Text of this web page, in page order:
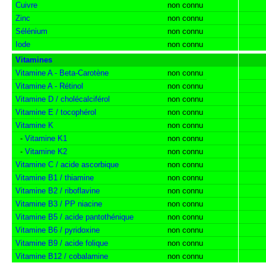
Cuivre
non connu
Zinc
non connu
Sélénium
non connu
Iode
non connu
Vitamines
Vitamine A - Beta-Carotène
non connu
Vitamine A - Rétinol
non connu
Vitamine D / cholécalciférol
non connu
Vitamine E / tocophérol
non connu
Vitamine K
non connu
- Vitamine K1
non connu
- Vitamine K2
non connu
Vitamine C / acide ascorbique
non connu
Vitamine B1 / thiamine
non connu
Vitamine B2 / riboflavine
non connu
Vitamine B3 / PP niacine
non connu
Vitamine B5 / acide pantothénique
non connu
Vitamine B6 / pyridoxine
non connu
Vitamine B9 / acide folique
non connu
Vitamine B12 / cobalamine
non connu